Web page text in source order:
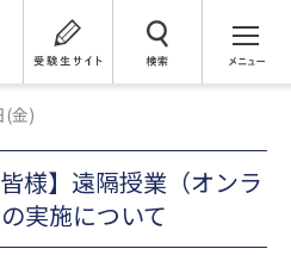
検 索
業（オンライン授業）の実施につい
(金)
様】遠隔授業（オンラ
実施について